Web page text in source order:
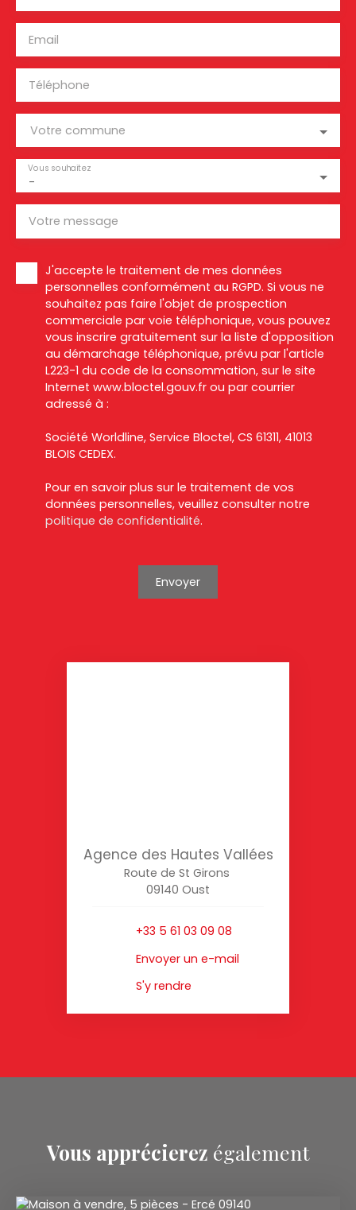
Email
Téléphone
Votre commune
-
Vous souhaitez
Votre message
J'accepte le traitement de mes données
personnelles conformément au RGPD. Si vous ne
souhaitez pas faire l'objet de prospection
commerciale par voie téléphonique, vous pouvez
vous inscrire gratuitement sur la liste d'opposition
au démarchage téléphonique, prévu par l'article
L223-1 du code de la consommation, sur le site
Internet www.bloctel.gouv.fr ou par courrier
adressé à :
Société Worldline, Service Bloctel, CS 61311, 41013
BLOIS CEDEX.
Pour en savoir plus sur le traitement de vos
données personnelles, veuillez consulter notre
politique de confidentialité.
Envoyer
Agence des Hautes Vallées
Route de St Girons
09140 Oust
+33 5 61 03 09 08
Envoyer un e-mail
S'y rendre
Vous apprécierez également